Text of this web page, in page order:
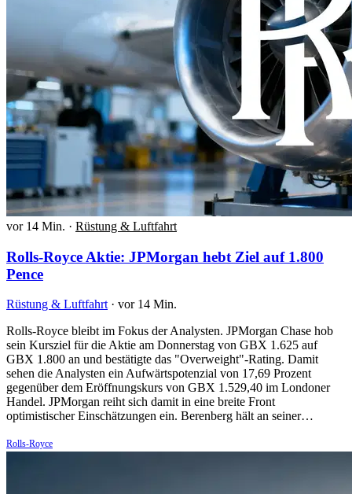
vor 14 Min. · Rüstung & Luftfahrt
Rolls-Royce Aktie: JPMorgan hebt Ziel auf 1.800
Pence
Rüstung & Luftfahrt · vor 14 Min.
Rolls-Royce bleibt im Fokus der Analysten. JPMorgan Chase hob
sein Kursziel für die Aktie am Donnerstag von GBX 1.625 auf
GBX 1.800 an und bestätigte das "Overweight"-Rating. Damit
sehen die Analysten ein Aufwärtspotenzial von 17,69 Prozent
gegenüber dem Eröffnungskurs von GBX 1.529,40 im Londoner
Handel. JPMorgan reiht sich damit in eine breite Front
optimistischer Einschätzungen ein. Berenberg hält an seiner…
Rolls-Royce